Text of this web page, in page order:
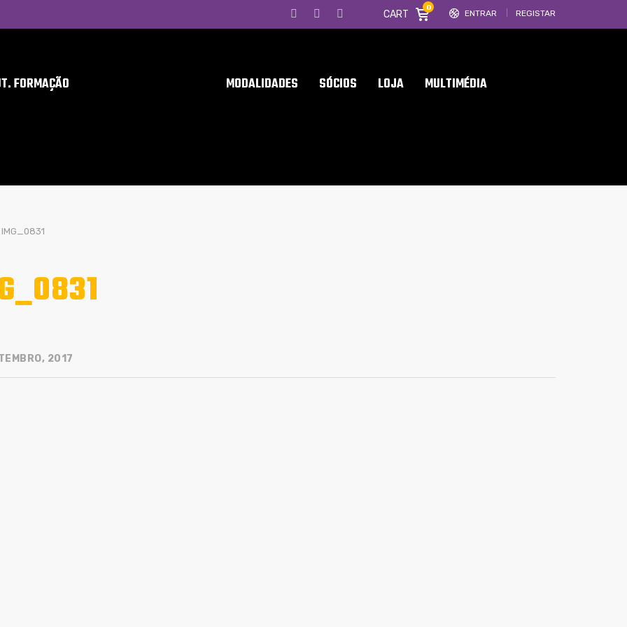
ENTRAR REGISTAR
CART
0
FORMAÇÃO MODALIDADES SÓCIOS LOJA MULTIMÉDIA
IMG_0831
2017